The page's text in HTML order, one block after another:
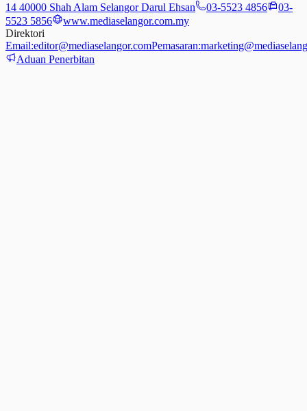
14 40000 Shah Alam Selangor Darul Ehsan
03-5523 4856
03-
5523 5856
www.mediaselangor.com.my
Direktori
Email:editor@mediaselangor.comPemasaran:
Aduan Penerbitan